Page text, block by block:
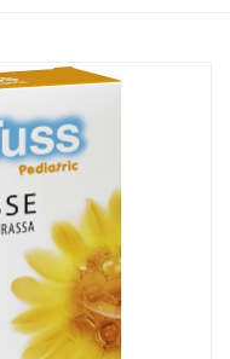
Scir 12fl